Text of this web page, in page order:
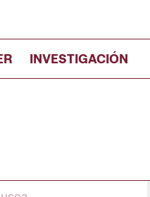
INVESTIGACIÓN